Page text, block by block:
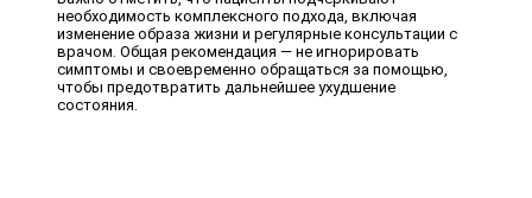
необходимость комплексного подхода, включая
изменение образа жизни и регулярные консультации с
врачом. Общая рекомендация — не игнорировать
симптомы и своевременно обращаться за помощью,
чтобы предотвратить дальнейшее ухудшение
состояния.